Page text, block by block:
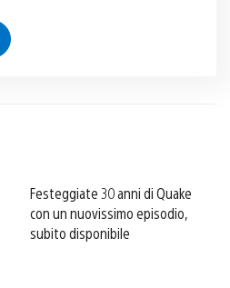
Festeggiate 30 anni di Quake
con un nuovissimo episodio,
subito disponibile